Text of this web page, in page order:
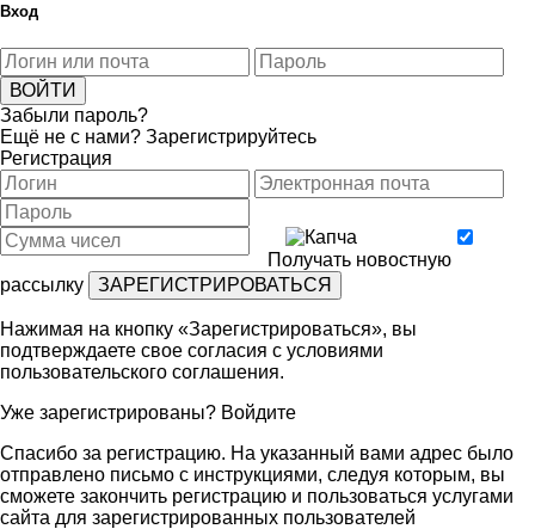
Вход
Забыли пароль?
Ещё не с нами? Зарегистрируйтесь
Регистрация
Получать новостную
рассылку
Нажимая на кнопку «Зарегистрироваться», вы
подтверждаете свое согласия с условиями
пользовательского соглашения.
Уже зарегистрированы? Войдите
Спасибо за регистрацию. На указанный вами адрес было
отправлено письмо с инструкциями, следуя которым, вы
сможете закончить регистрацию и пользоваться услугами
сайта для зарегистрированных пользователей